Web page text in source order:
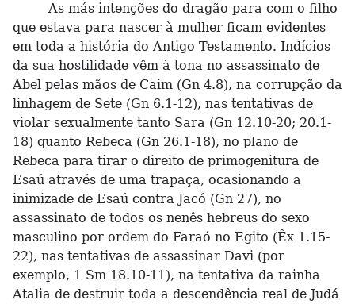
As más intenções do dragão para com o filho
que estava para nascer à mulher ficam evidentes
em toda a história do Antigo Testamento. Indícios
da sua hostilidade vêm à tona no assassinato de
Abel pelas mãos de Caim (Gn 4.8), na corrupção da
linhagem de Sete (Gn 6.1-12), nas tentativas de
violar sexualmente tanto Sara (Gn 12.10-20; 20.1-
18) quanto Rebeca (Gn 26.1-18), no plano de
Rebeca para tirar o direito de primogenitura de
Esaú através de uma trapaça, ocasionando a
inimizade de Esaú contra Jacó (Gn 27), no
assassinato de todos os nenês hebreus do sexo
masculino por ordem do Faraó no Egito (Êx 1.15-
22), nas tentativas de assassinar Davi (por
exemplo, 1 Sm 18.10-11), na tentativa da rainha
Atalia de destruir toda a descendência real de Judá